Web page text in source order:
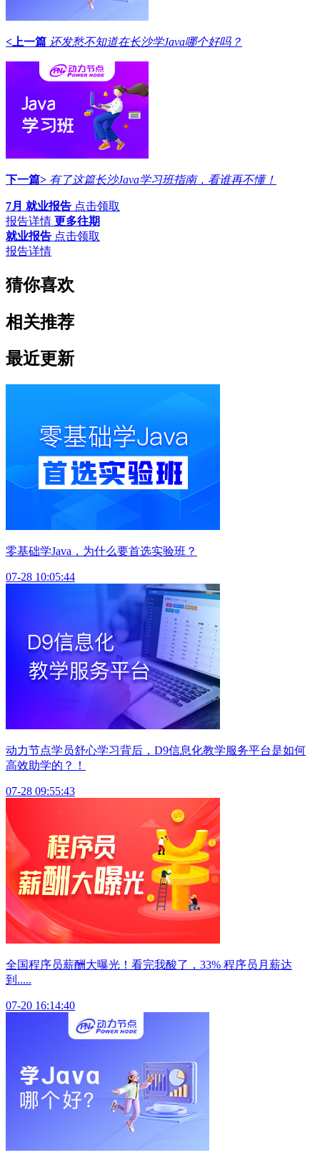
<上一篇 还发愁不知道在长沙学Java哪个好吗？
下一篇> 有了这篇长沙Java学习班指南，看谁再不懂！
7月 就业报告 点击领取
报告详情 更多往期
就业报告 点击领取
报告详情
猜你喜欢
相关推荐
最近更新
零基础学Java，为什么要首选实验班？
07-28 10:05:44
动力节点学员舒心学习背后，D9信息化教学服务平台是如何
高效助学的？！
07-28 09:55:43
全国程序员薪酬大曝光！看完我酸了，33% 程序员月薪达
到.....
07-20 16:14:40